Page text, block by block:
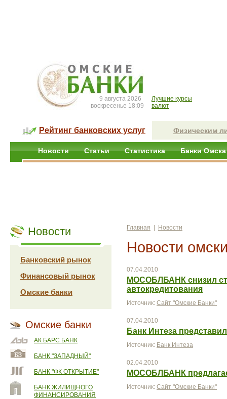
9 августа 2026
воскресенье 18:09
Лучшие курсы
валют
Рейтинг банковских услуг Физическим
Новости Статьи Статистика Банки Омска
Новости
Банковский рынок
Финансовый рынок
Омские банки
Омские банки
АК БАРС БАНК
БАНК "ЗАПАДНЫЙ"
БАНК "ФК ОТКРЫТИЕ"
БАНК ЖИЛИЩНОГО
ФИНАНСИРОВАНИЯ
Главная Новости
Новости
07.04.2010
МОСОБЛБАНК снизил
автокредитования
Источник: Сайт "Омские Банки"
07.04.2010
Банк Интеза
Источник: Банк Интеза
02.04.2010
МОСОБЛБАНК
Источник: Сайт "Омские Банки"